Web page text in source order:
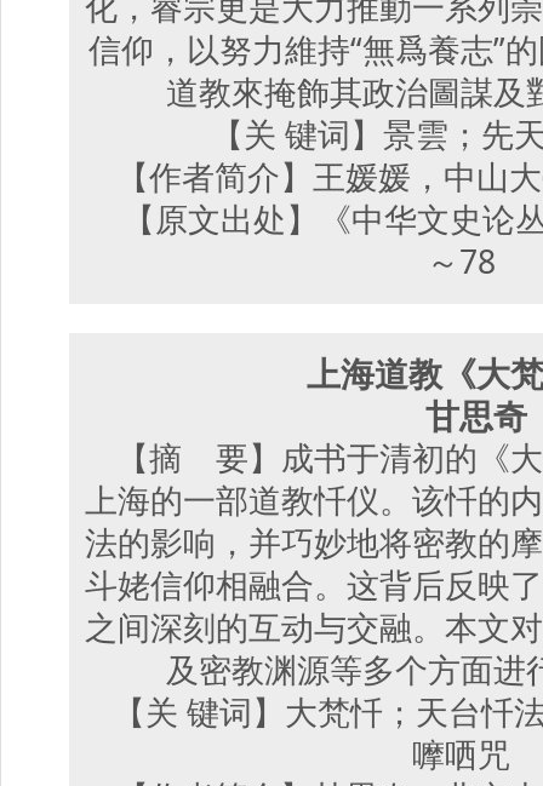
信仰，以努力維持“無爲養志”
道教來掩飾其政治圖謀及
【关 键词】景雲；先
【作者简介】王媛媛，中山
【原文出处】《中华文史论
～78
上海道教《大
甘思奇
【摘 要】成书于清初的《
上海的一部道教忏仪。该忏的
法的影响，并巧妙地将密教的
斗姥信仰相融合。这背后反映
之间深刻的互动与交融。本文
及密教渊源等多个方面进
【关 键词】大梵忏；天台忏
嚤哂咒